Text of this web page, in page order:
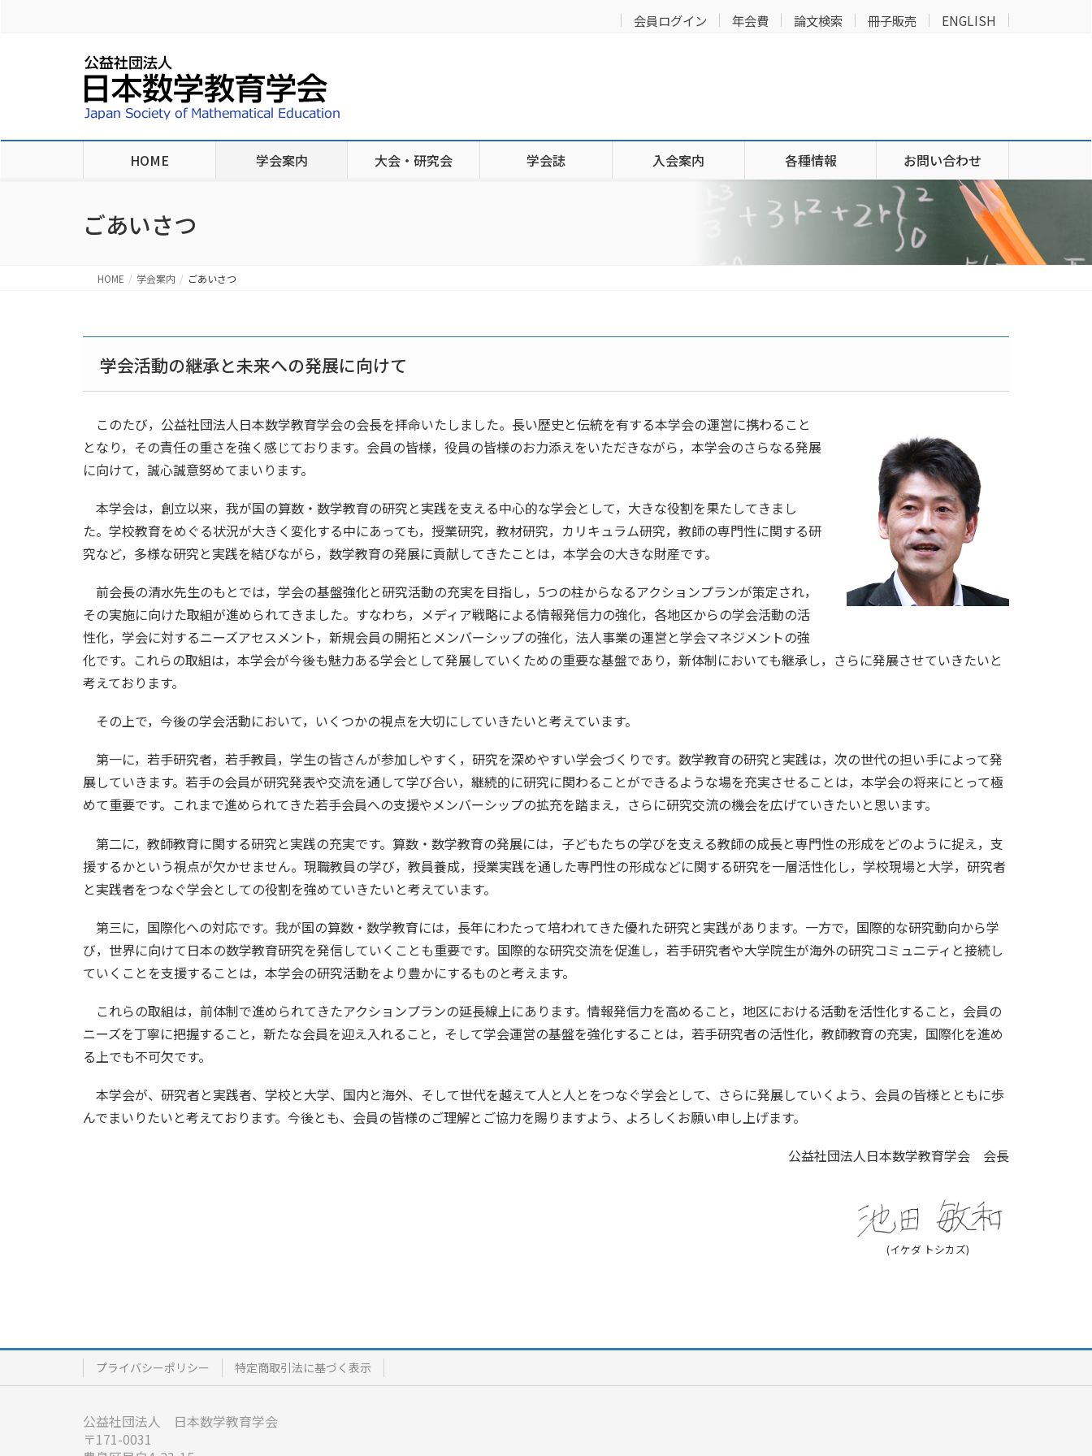
会員ログイン 年会費 論文検索 冊子販売 ENGLISH
HOME 学会案内 大会・研究会 学会誌 入会案内 各種情報 お問い合わせ
ごあいさつ
HOME 学会案内 ごあいさつ
学会活動の継承と未来への発展に向けて
このたび，公益社団法人日本数学教育学会の会長を拝命いたしました。長い歴史と伝統を有する本学会の運営に携わること
となり，その責任の重さを強く感じております。会員の皆様，役員の皆様のお力添えをいただきながら，本学会のさらなる発展
に向けて，誠心誠意努めてまいります。
本学会は，創立以来，我が国の算数・数学教育の研究と実践を支える中心的な学会として，大きな役割を果たしてきまし
た。学校教育をめぐる状況が大きく変化する中にあっても，授業研究，教材研究，カリキュラム研究，教師の専門性に関する研
究など，多様な研究と実践を結びながら，数学教育の発展に貢献してきたことは，本学会の大きな財産です。
前会長の清水先生のもとでは，学会の基盤強化と研究活動の充実を目指し，5つの柱からなるアクションプランが策定され，
その実施に向けた取組が進められてきました。すなわち，メディア戦略による情報発信力の強化，各地区からの学会活動の活
性化，学会に対するニーズアセスメント，新規会員の開拓とメンバーシップの強化，法人事業の運営と学会マネジメントの強
化です。これらの取組は，本学会が今後も魅力ある学会として発展していくための重要な基盤であり，新体制においても継承し，さらに発展させていきたいと
考えております。
その上で，今後の学会活動において，いくつかの視点を大切にしていきたいと考えています。
第一に，若手研究者，若手教員，学生の皆さんが参加しやすく，研究を深めやすい学会づくりです。数学教育の研究と実践は，次の世代の担い手によって発
展していきます。若手の会員が研究発表や交流を通して学び合い，継続的に研究に関わることができるような場を充実させることは，本学会の将来にとって極
めて重要です。これまで進められてきた若手会員への支援やメンバーシップの拡充を踏まえ，さらに研究交流の機会を広げていきたいと思います。
第二に，教師教育に関する研究と実践の充実です。算数・数学教育の発展には，子どもたちの学びを支える教師の成長と専門性の形成をどのように捉え，支
援するかという視点が欠かせません。現職教員の学び，教員養成，授業実践を通した専門性の形成などに関する研究を一層活性化し，学校現場と大学，研究者
と実践者をつなぐ学会としての役割を強めていきたいと考えています。
第三に，国際化への対応です。我が国の算数・数学教育には，長年にわたって培われてきた優れた研究と実践があります。一方で，国際的な研究動向から学
び，世界に向けて日本の数学教育研究を発信していくことも重要です。国際的な研究交流を促進し，若手研究者や大学院生が海外の研究コミュニティと接続し
ていくことを支援することは，本学会の研究活動をより豊かにするものと考えます。
これらの取組は，前体制で進められてきたアクションプランの延長線上にあります。情報発信力を高めること，地区における活動を活性化すること，会員の
ニーズを丁寧に把握すること，新たな会員を迎え入れること，そして学会運営の基盤を強化することは，若手研究者の活性化，教師教育の充実，国際化を進め
る上でも不可欠です。
本学会が、研究者と実践者、学校と大学、国内と海外、そして世代を越えて人と人とをつなぐ学会として、さらに発展していくよう、会員の皆様とともに歩
んでまいりたいと考えております。今後とも、会員の皆様のご理解とご協力を賜りますよう、よろしくお願い申し上げます。
公益社団法人日本数学教育学会 会長
(イケダ トシカズ)
プライバシーポリシー 特定商取引法に基づく表示
公益社団法人 日本数学教育学会
〒171-0031